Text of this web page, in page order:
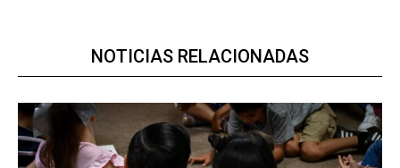
NOTICIAS RELACIONADAS